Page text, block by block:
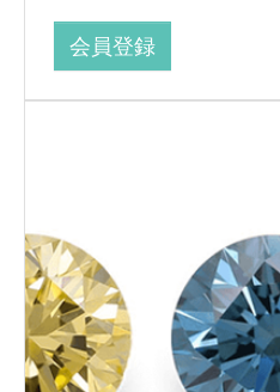
会員登録